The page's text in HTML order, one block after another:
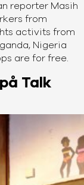
reporter Masih
from
activits from
Nigeria
are for free.
Talk